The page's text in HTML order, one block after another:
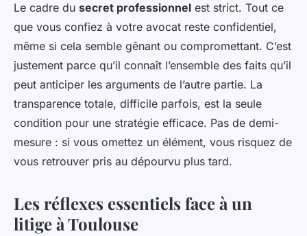
Le cadre du secret professionnel est strict. Tout ce
que vous confiez à votre avocat reste confidentiel,
même si cela semble gênant ou compromettant. C’est
justement parce qu’il connaît l’ensemble des faits qu’il
peut anticiper les arguments de l’autre partie. La
transparence totale, difficile parfois, est la seule
condition pour une stratégie efficace. Pas de demi-
mesure : si vous omettez un élément, vous risquez de
vous retrouver pris au dépourvu plus tard.
Les réflexes essentiels face à un
litige à Toulouse